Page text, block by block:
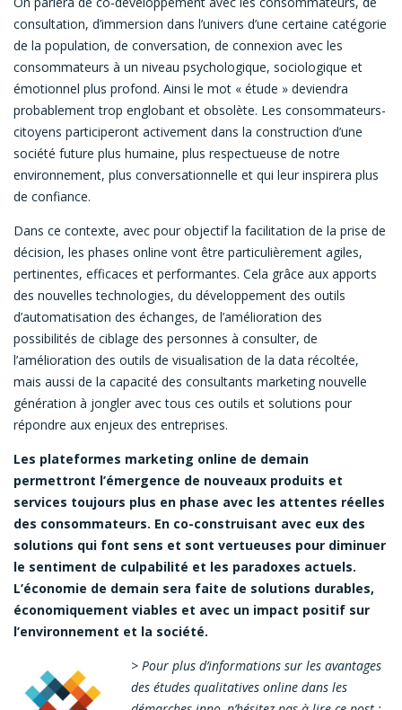
consultation, d’immersion dans l’univers d’une certaine catégorie
de la population, de conversation, de connexion avec les
consommateurs à un niveau psychologique, sociologique et
émotionnel plus profond. Ainsi le mot « étude » deviendra
probablement trop englobant et obsolète. Les consommateurs-
citoyens participeront activement dans la construction d’une
société future plus humaine, plus respectueuse de notre
environnement, plus conversationnelle et qui leur inspirera plus
de confiance.
Dans ce contexte, avec pour objectif la facilitation de la prise de
décision, les phases online vont être particulièrement agiles,
pertinentes, efficaces et performantes. Cela grâce aux apports
des nouvelles technologies, du développement des outils
d’automatisation des échanges, de l’amélioration des
possibilités de ciblage des personnes à consulter, de
l’amélioration des outils de visualisation de la data récoltée,
mais aussi de la capacité des consultants marketing nouvelle
génération à jongler avec tous ces outils et solutions pour
répondre aux enjeux des entreprises.
Les plateformes marketing online de demain
permettront l’émergence de nouveaux produits et
services toujours plus en phase avec les attentes réelles
des consommateurs. En co-construisant avec eux des
solutions qui font sens et sont vertueuses pour diminuer
le sentiment de culpabilité et les paradoxes actuels.
L’économie de demain sera faite de solutions durables,
économiquement viables et avec un impact positif sur
l’environnement et la société.
> Pour plus d’informations sur les avantages
des études qualitatives online dans les